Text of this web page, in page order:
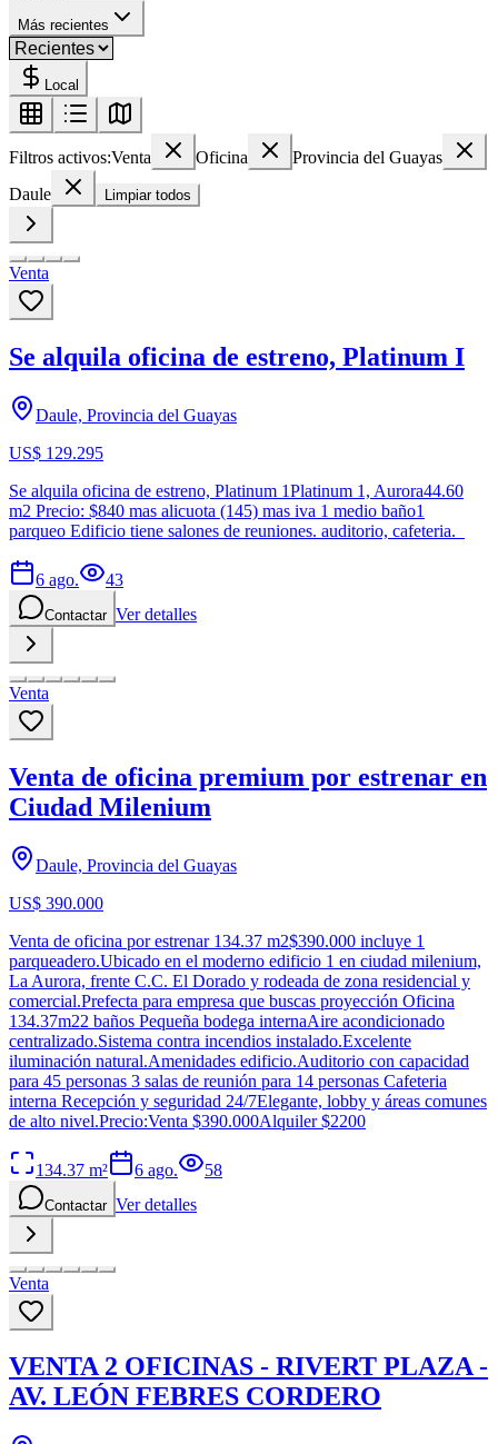
Más recientes
Local
Filtros activos:Venta Oficina
Provincia del Guayas
Daule
Limpiar todos
Venta
Se alquila oficina de estreno, Platinum I
Daule, Provincia del Guayas
US$ 129.295
Se alquila oficina de estreno, Platinum 1Platinum 1, Aurora44.60
m2 Precio: $840 mas alicuota (145) mas iva 1 medio baño1
parqueo Edificio tiene salones de reuniones. auditorio, cafeteria.
6 ago. 43
Contactar Ver detalles
Venta
Venta de oficina premium por estrenar en
Ciudad Milenium
Daule, Provincia del Guayas
US$ 390.000
Venta de oficina por estrenar 134.37 m2$390.000 incluye 1
parqueadero.Ubicado en el moderno edificio 1 en ciudad milenium,
La Aurora, frente C.C. El Dorado y rodeada de zona residencial y
comercial.Prefecta para empresa que buscas proyección Oficina
134.37m22 baños Pequeña bodega internaAire acondicionado
centralizado.Sistema contra incendios instalado.Excelente
iluminación natural.Amenidades edificio.Auditorio con capacidad
para 45 personas 3 salas de reunión para 14 personas Cafeteria
interna Recepción y seguridad 24/7Elegante, lobby y áreas comunes
de alto nivel.Precio:Venta $390.000Alquiler $2200
134.37 m² 6 ago. 58
Contactar Ver detalles
Venta
VENTA 2 OFICINAS - RIVERT PLAZA -
AV. LEÓN FEBRES CORDERO